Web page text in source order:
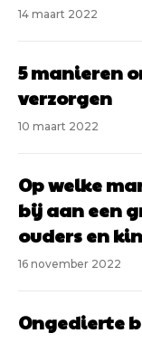
14 maart 2022
5 manieren
verzorgen
10 maart 2022
Op welke
bij aan een
ouders en
16 november 2022
Ongedierte